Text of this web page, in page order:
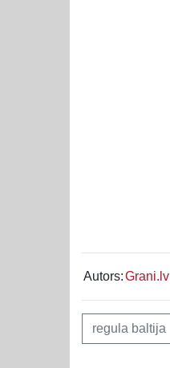
Autors:Grani.lv
regula baltija